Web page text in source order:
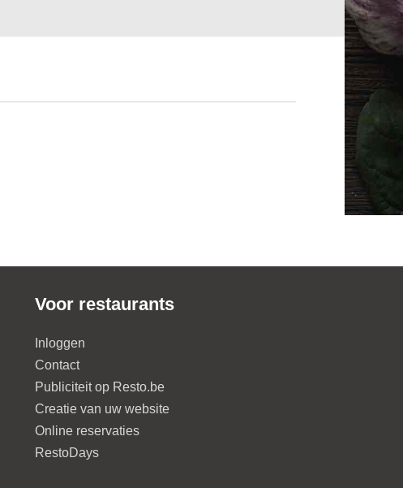
Voor restaurants
Inloggen
Contact
Publiciteit op Resto.be
Creatie van uw website
Online reservaties
RestoDays